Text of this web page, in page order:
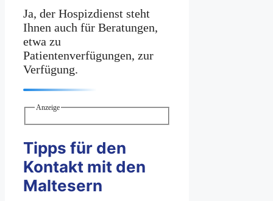
Ja, der Hospizdienst steht
Ihnen auch für Beratungen,
etwa zu
Patientenverfügungen, zur
Verfügung.
Anzeige
Tipps für den
Kontakt mit den
Maltesern